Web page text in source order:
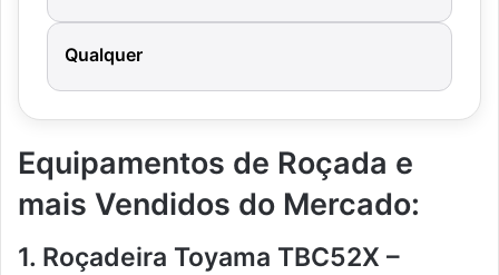
Qualquer
Equipamentos de Roçada e
mais Vendidos do Mercado:
1. Roçadeira Toyama TBC52X –